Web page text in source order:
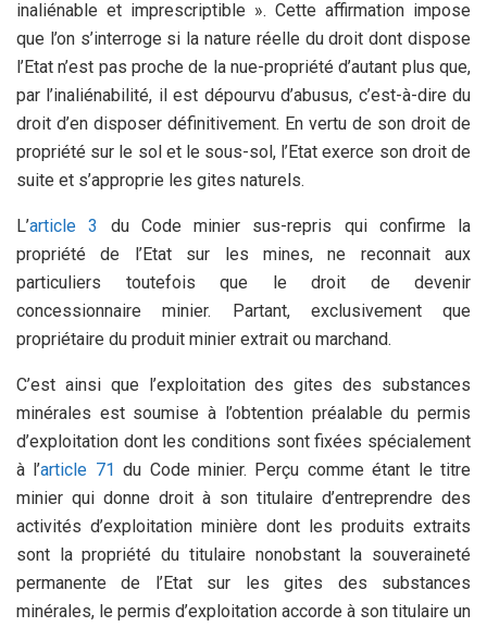
inaliénable et imprescriptible ». Cette affirmation impose
que l’on s’interroge si la nature réelle du droit dont dispose
l’Etat n’est pas proche de la nue-propriété d’autant plus que,
par l’inaliénabilité, il est dépourvu d’abusus, c’est-à-dire du
droit d’en disposer définitivement. En vertu de son droit de
propriété sur le sol et le sous-sol, l’Etat exerce son droit de
suite et s’approprie les gites naturels.
L’article 3
du Code minier sus-repris qui confirme la
propriété de l’Etat sur les mines, ne reconnait aux
particuliers toutefois que le droit de devenir
concessionnaire minier. Partant, exclusivement que
propriétaire du produit minier extrait ou marchand.
C’est ainsi que l’exploitation des gites des substances
minérales est soumise à l’obtention préalable du permis
d’exploitation dont les conditions sont fixées spécialement
à l’article 71 du Code minier. Perçu comme étant le titre
minier qui donne droit à son titulaire d’entreprendre des
activités d’exploitation minière dont les produits extraits
sont la propriété du titulaire nonobstant la souveraineté
permanente de l’Etat sur les gites des substances
minérales, le permis d’exploitation accorde à son titulaire un